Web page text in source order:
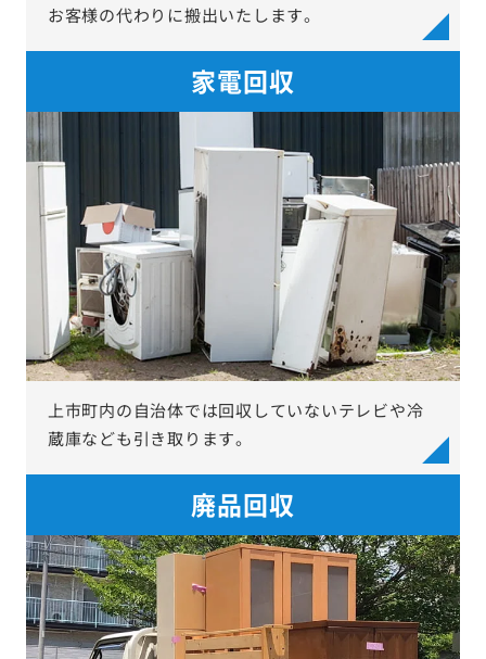
お客様の代わりに搬出いたします。
家電回収
上市町内の自治体では回収していないテレビや冷
蔵庫なども引き取ります。
廃品回収